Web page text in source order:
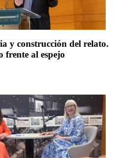
y construcción del relato.
frente al espejo